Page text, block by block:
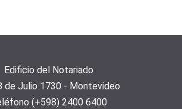
Edificio del Notariado
de Julio 1730 - Montevideo
(+598) 2400 6400